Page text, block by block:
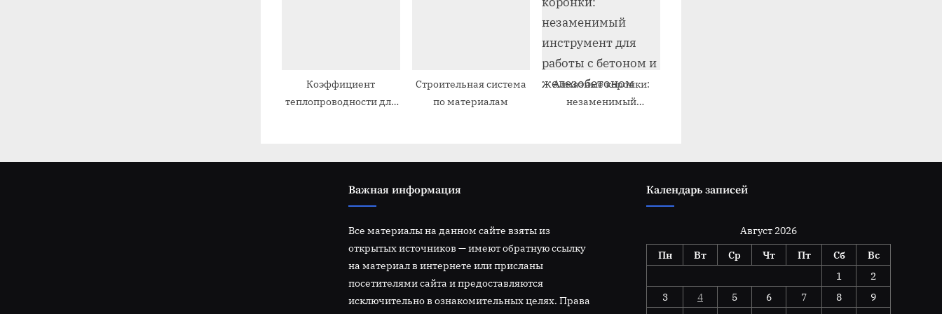
Коэффициент
теплопроводности для
Строительная система
по материалам
Алмазные коронки:
незаменимый
Важная информация
Все материалы на данном сайте взяты из
открытых источников — имеют обратную ссылку
на материал в интернете или присланы
посетителями сайта и предоставляются
исключительно в ознакомительных целях. Права
Календарь записей
Август 2026
Пн
Вт Ср Чт Пт Сб
Вс
1
2
3
4 5 6 7 8
9